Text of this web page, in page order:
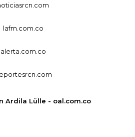
lafm.com.co
alerta.com.co
Ardila Lülle - oal.com.co